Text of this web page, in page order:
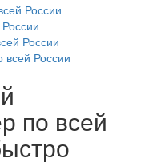
России
России
России
по всей